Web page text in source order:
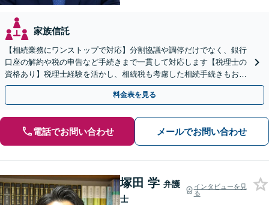
家族信託
【相続業務にワンストップで対応】分割協議や調停だけでなく、銀行
口座の解約や税の申告など手続きまで一貫して対応します【税理士の
資格あり】税理士経験を活かし、相続税も考慮した相続手続きもお任
せください【初回相談無料】任意後見や生前贈与なども対応
料金表を見る
電話でお問い合わせ メールでお問い合わせ
塚田 学 弁護
士
インタビューを見
る